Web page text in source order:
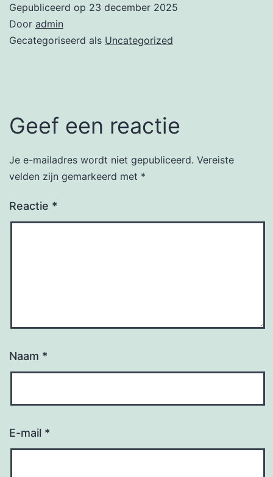
Gepubliceerd op 23 december 2025
Door admin
Gecategoriseerd als Uncategorized
Geef een reactie
Je e-mailadres wordt niet gepubliceerd. Vereiste
velden zijn gemarkeerd met *
Reactie *
Naam *
E-mail *